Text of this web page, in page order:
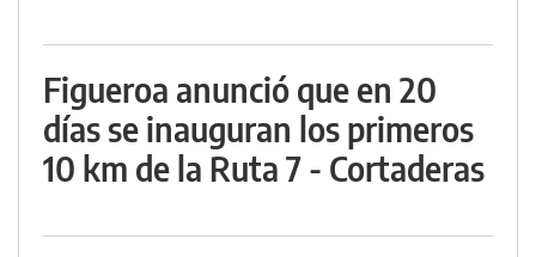
Figueroa anunció que en 20
días se inauguran los primeros
10 km de la Ruta 7 - Cortaderas